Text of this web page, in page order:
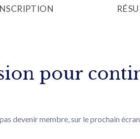
pour
devenir membre, sur le prochain